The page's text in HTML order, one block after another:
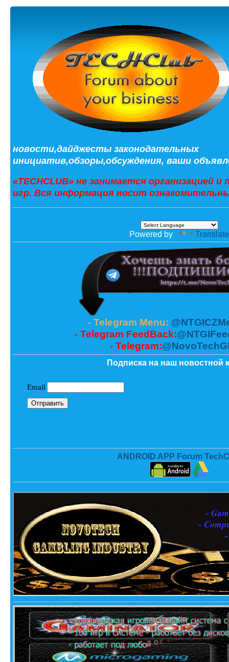
новости,дайджесты законодательных
инициатив,обзоры,обсуждения, ваши
«TECHCLUB» не занимается организацией
игр. Вся информация носит
Powered by Translate
- Telegram Menu:
- Telegram FeedBack:
- Telegram:
Подписка на наш новостной
ANDROID APP Forum